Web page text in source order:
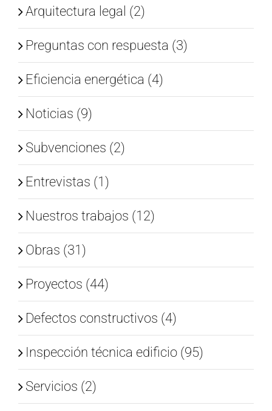
Arquitectura legal (2)
Preguntas con respuesta (3)
Eficiencia energética (4)
Noticias (9)
Subvenciones (2)
Entrevistas (1)
Nuestros trabajos (12)
Obras (31)
Proyectos (44)
Defectos constructivos (4)
Inspección técnica edificio (95)
Servicios (2)